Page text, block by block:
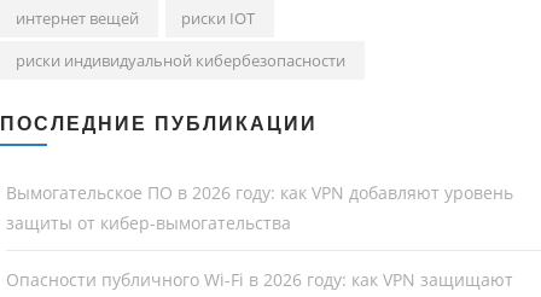
интернет вещей
риски IOT
риски индивидуальной кибербезопасности
ПОСЛЕДНИЕ ПУБЛИКАЦИИ
Вымогательское ПО в 2026 году: как VPN добавляют уровень
защиты от кибер-вымогательства
Опасности публичного Wi-Fi в 2026 году: как VPN защищают